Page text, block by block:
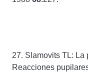
27. Slamovits TL: La
Reacciones